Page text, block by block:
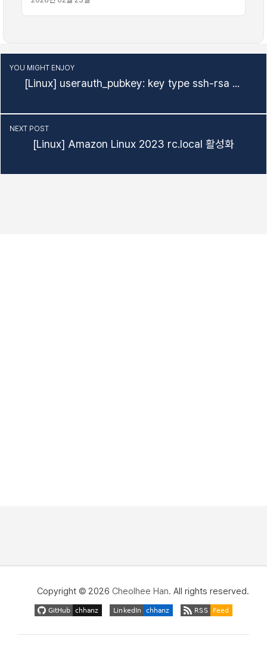
[Linux] userauth_pubkey: key type ssh-rsa not in PubkeyAcceptedAlgorithms
YOU MIGHT ENJOY
[Linux] Amazon Linux 2023 rc.local 활성화
NEXT POST
Copyright © 2026 Cheolhee Han. All rights reserved.